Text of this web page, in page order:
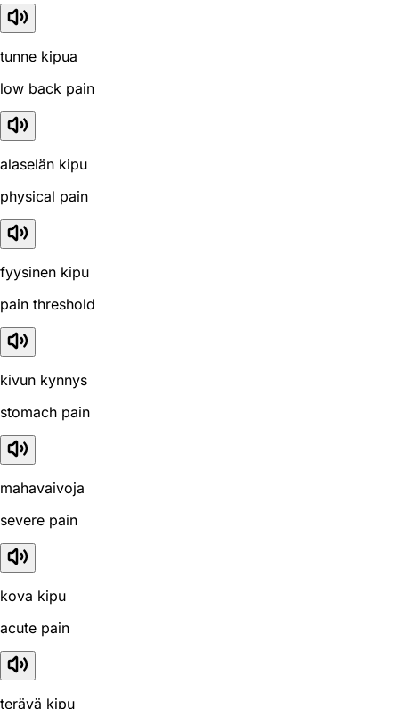
tunne kipua
low back pain
alaselän kipu
physical pain
fyysinen kipu
pain threshold
kivun kynnys
stomach pain
mahavaivoja
severe pain
kova kipu
acute pain
terävä kipu